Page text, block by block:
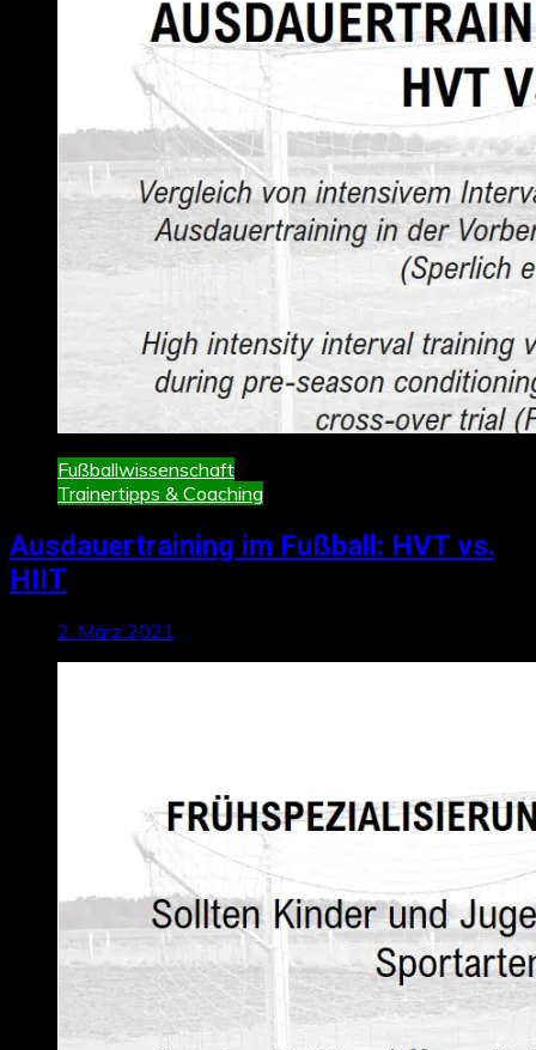
Fußballwissenschaft
Trainertipps & Coaching
Ausdauertraining im Fußball: HVT vs.
HIIT
2. März 2021